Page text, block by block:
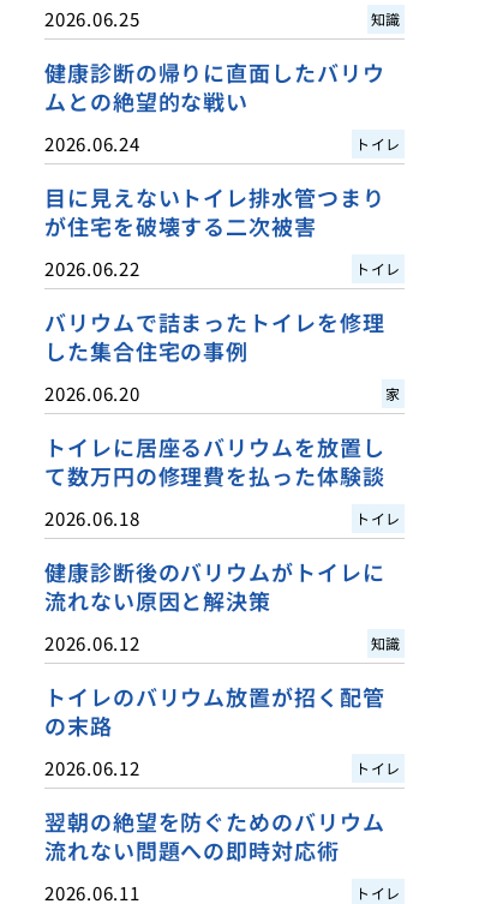
2026.06.25 知識
健康診断の帰りに直面したバリウ
ムとの絶望的な戦い
2026.06.24 トイレ
目に見えないトイレ排水管つまり
が住宅を破壊する二次被害
2026.06.22 トイレ
バリウムで詰まったトイレを修理
した集合住宅の事例
2026.06.20 家
トイレに居座るバリウムを放置し
て数万円の修理費を払った体験談
2026.06.18 トイレ
健康診断後のバリウムがトイレに
流れない原因と解決策
2026.06.12 知識
トイレのバリウム放置が招く配管
の末路
2026.06.12 トイレ
翌朝の絶望を防ぐためのバリウム
流れない問題への即時対応術
2026.06.11 トイレ